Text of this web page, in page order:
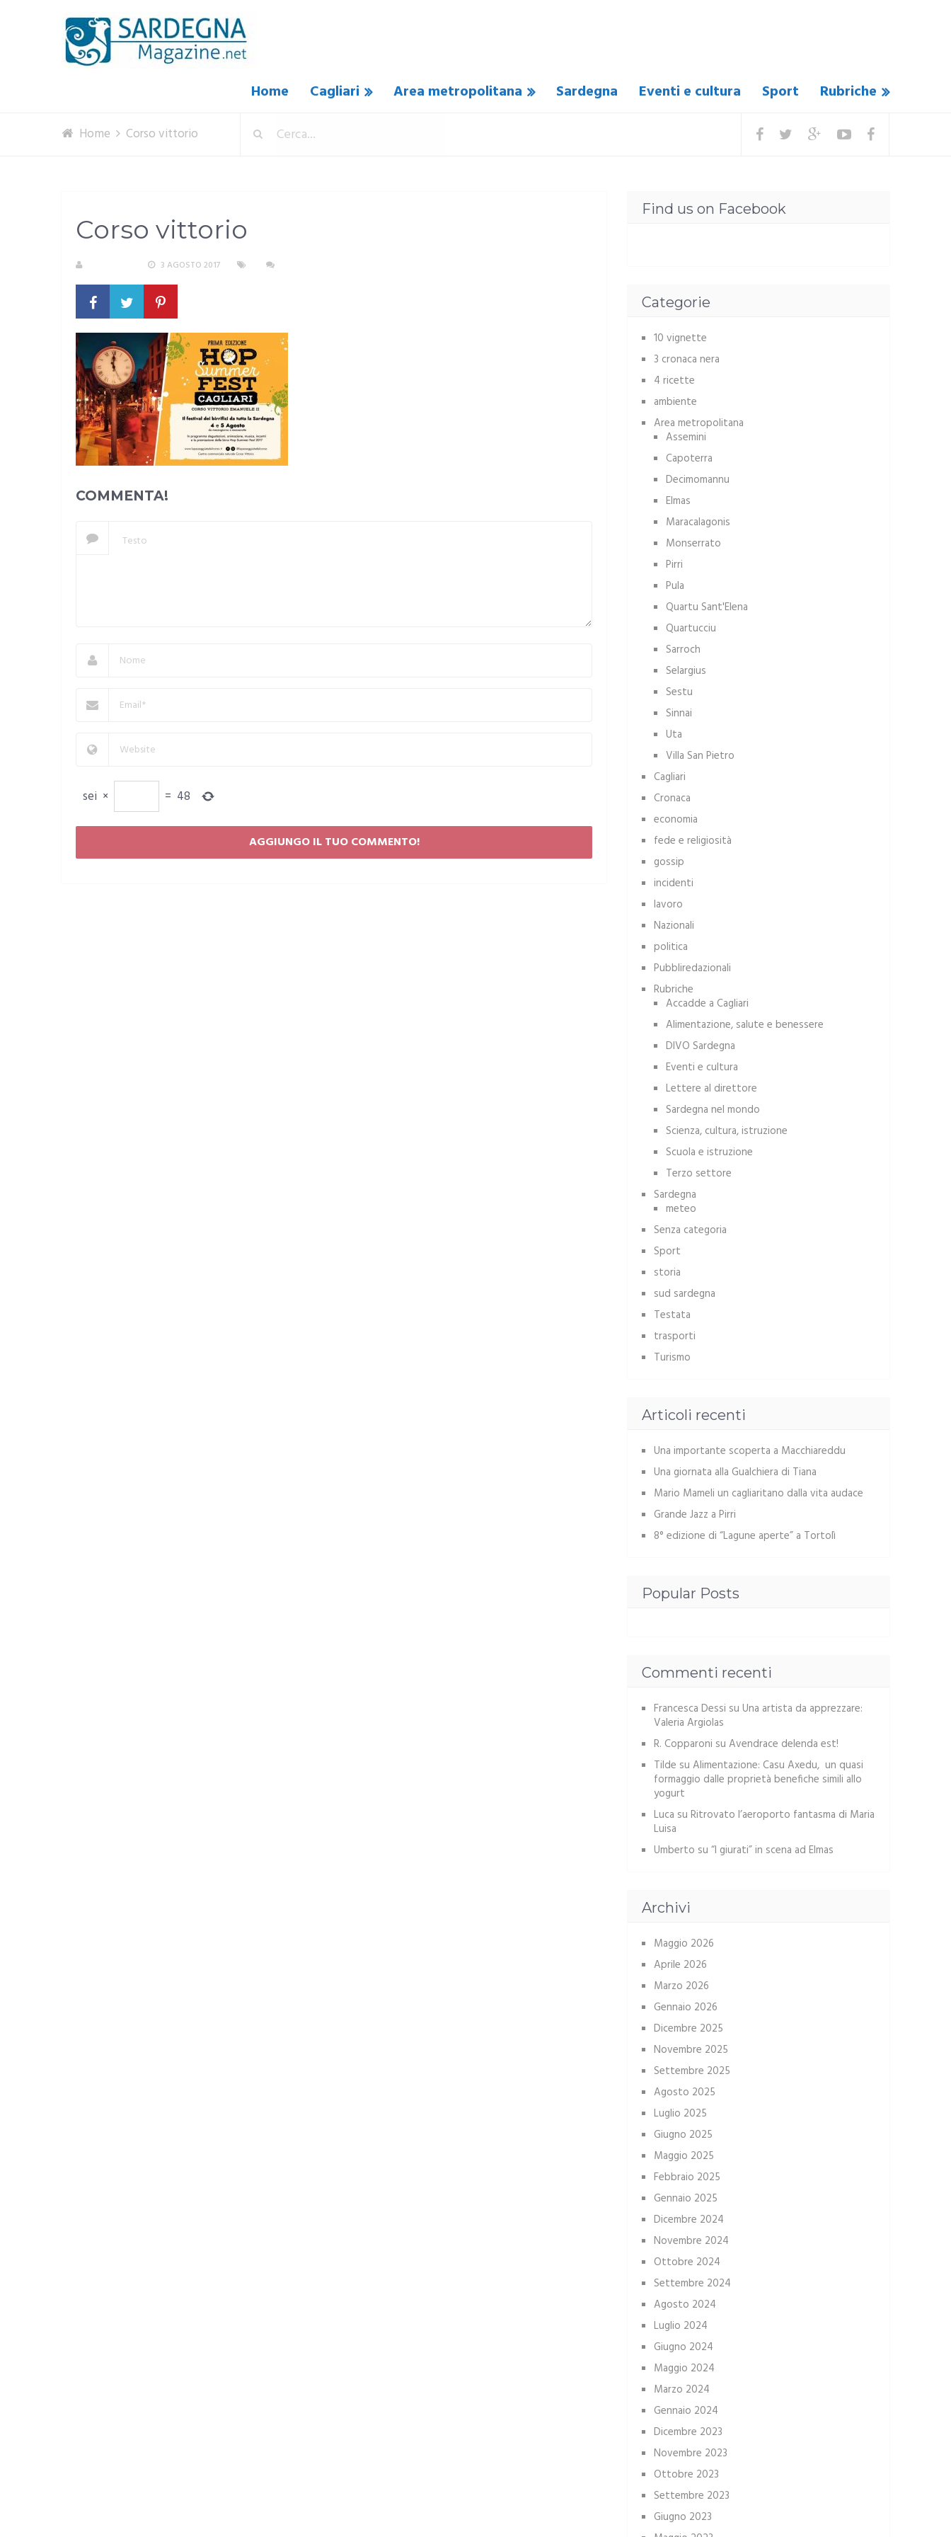
Home Cagliari Area metropolitana Sardegna Eventi e cultura Sport Rubriche
Home Corso vittorio
Corso vittorio
3 AGOSTO 2017
COMMENTA!
sei × = 48
Find us on Facebook
Categorie
10 vignette
3 cronaca nera
4 ricette
ambiente
Area metropolitana
Assemini
Capoterra
Decimomannu
Elmas
Maracalagonis
Monserrato
Pirri
Pula
Quartu Sant'Elena
Quartucciu
Sarroch
Selargius
Sestu
Sinnai
Uta
Villa San Pietro
Cagliari
Cronaca
economia
fede e religiosità
gossip
incidenti
lavoro
Nazionali
politica
Pubbliredazionali
Rubriche
Accadde a Cagliari
Alimentazione, salute e benessere
DIVO Sardegna
Eventi e cultura
Lettere al direttore
Sardegna nel mondo
Scienza, cultura, istruzione
Scuola e istruzione
Terzo settore
Sardegna
meteo
Senza categoria
Sport
storia
sud sardegna
Testata
trasporti
Turismo
Articoli recenti
Una importante scoperta a Macchiareddu
Una giornata alla Gualchiera di Tiana
Mario Mameli un cagliaritano dalla vita audace
Grande Jazz a Pirri
8° edizione di “Lagune aperte” a Tortolì
Popular Posts
Commenti recenti
Francesca Dessi su Una artista da apprezzare:
Valeria Argiolas
R. Copparoni su Avendrace delenda est!
Tilde su Alimentazione: Casu Axedu, un quasi
formaggio dalle proprietà benefiche simili allo
yogurt
Luca su Ritrovato l’aeroporto fantasma di Maria
Luisa
Umberto su “I giurati” in scena ad Elmas
Archivi
Maggio 2026
Aprile 2026
Marzo 2026
Gennaio 2026
Dicembre 2025
Novembre 2025
Settembre 2025
Agosto 2025
Luglio 2025
Giugno 2025
Maggio 2025
Febbraio 2025
Gennaio 2025
Dicembre 2024
Novembre 2024
Ottobre 2024
Settembre 2024
Agosto 2024
Luglio 2024
Giugno 2024
Maggio 2024
Marzo 2024
Gennaio 2024
Dicembre 2023
Novembre 2023
Ottobre 2023
Settembre 2023
Giugno 2023